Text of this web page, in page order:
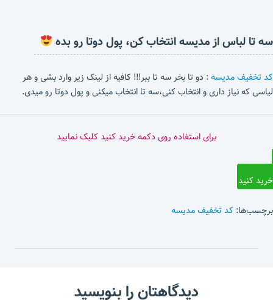
سه تا لباس از مدیسه انتخاب کن، پول دوتا رو بده
کد تخفیف مدیسه: دو تا بخر سه تا ببر!!! کافیه از لینک زیر وارد بشی و هر
لیاسی که نیاز داری و انتخاب کنی،سه تا انتخاب میکنی و پول دوتا رو میدی.
برای استفاده روی دکمه خرید کنید کلیک نمایید
خرید کنید
برچسب‌ها: کد تخفیف مدیسه
دیدگاهتان را بنویسید